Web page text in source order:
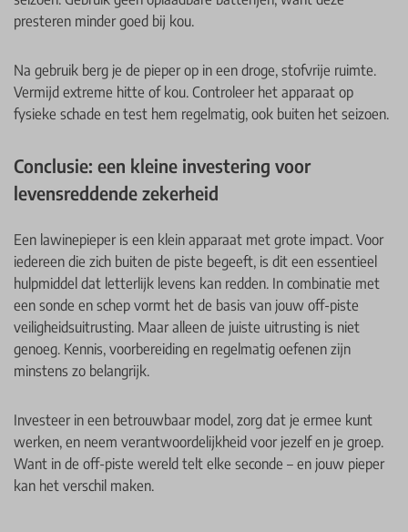
presteren minder goed bij kou.
Na gebruik berg je de pieper op in een droge, stofvrije ruimte.
Vermijd extreme hitte of kou. Controleer het apparaat op
fysieke schade en test hem regelmatig, ook buiten het seizoen.
Conclusie: een kleine investering voor
levensreddende zekerheid
Een lawinepieper is een klein apparaat met grote impact. Voor
iedereen die zich buiten de piste begeeft, is dit een essentieel
hulpmiddel dat letterlijk levens kan redden. In combinatie met
een sonde en schep vormt het de basis van jouw off-piste
veiligheidsuitrusting. Maar alleen de juiste uitrusting is niet
genoeg. Kennis, voorbereiding en regelmatig oefenen zijn
minstens zo belangrijk.
Investeer in een betrouwbaar model, zorg dat je ermee kunt
werken, en neem verantwoordelijkheid voor jezelf en je groep.
Want in de off-piste wereld telt elke seconde – en jouw pieper
kan het verschil maken.